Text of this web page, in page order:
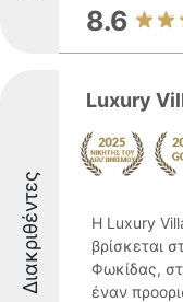
8.6
Διακριθέντες
Luxury
Η Luxury
βρίσκεται
Φωκίδας,
έναν